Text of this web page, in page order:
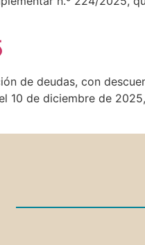
de deudas, con
10 de diciembre de